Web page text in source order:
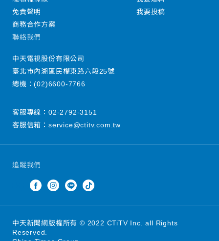
追蹤我們
免責聲明
商務合作方案
我要投稿
聯絡我們
中天電視股份有限公司
臺北市內湖區民權東路六段25號
總機：(02)6600-7766
客服專線： 02-2792-3151
客服信箱： service@ctitv.com.tw
中天新聞網版權所有 © 2022 CTiTV Inc. all Rights
Reserved.